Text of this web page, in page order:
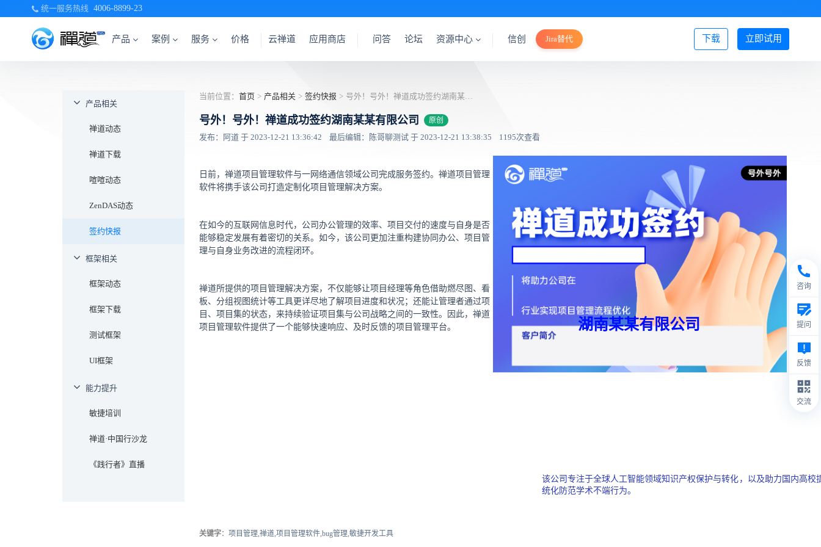
统一服务热线 4006-8899-23
产品 案例 服务 价格 立即试用
下载
云禅道 应用商店 问答 论坛 资源中心 信创 Jira替代 登录/注册
产品相关
禅道动态
禅道下载
喧喧动态
ZenDAS动态
签约快报
框架相关
框架动态
框架下载
测试框架
UI框架
能力提升
敏捷培训
禅道·中国行沙龙
《践行者》直播
当前位置： 首页 > 产品相关 > 签约快报 > 号外！号外！禅道成功签约湖南某某有限公司
号外！号外！禅道成功签约湖南某某有限公司 原创
发布：阿道 于 2023-12-21 13:36:42 最后编辑：陈哥聊测试 于 2023-12-21 13:38:35 1195次查看
湖南某某有限公司
该公司专注于全球人工智能领域知识产权保护与转化，以及助力国内高校
统化防范学术不端行为。
日前，禅道项目管理软件与一网络通信领域公司完成服务签约。禅道项目管理
软件将携手该公司打造定制化项目管理解决方案。
在如今的互联网信息时代，公司办公管理的效率、项目交付的速度与自身是否
能够稳定发展有着密切的关系。如今，该公司更加注重构建协同办公、项目管
理与自身业务改进的流程闭环。
禅道所提供的项目管理解决方案，不仅能够让项目经理等角色借助燃尽图、看
板、分组视图统计等工具更详尽地了解项目进度和状况；还能让管理者通过项
目、项目集的状态，来持续验证项目集与公司战略之间的一致性。因此，禅道
项目管理软件提供了一个能够快速响应、及时反馈的项目管理平台。
关键字：项目管理,禅道,项目管理软件,bug管理,敏捷开发工具
咨询
提问
反馈
交流